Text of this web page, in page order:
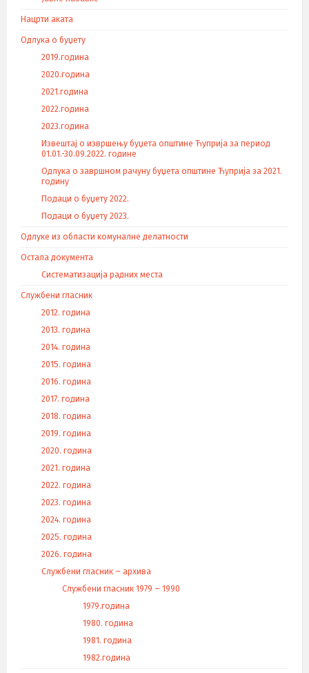
Нацрти аката
Одлука о буџету
2019.година
2020.година
2021.година
2022.година
2023.година
Извештај о извршењу буџета општине Ћуприја за период
01.01.-30.09.2022. године
Одлука о завршном рачуну буџета општине Ћуприја за 2021.
годину
Подаци о буџету 2022.
Подаци о буџету 2023.
Одлуке из области комуналне делатности
Остала документа
Систематизација радних места
Службени гласник
2012. година
2013. година
2014. година
2015. година
2016. година
2017. година
2018. година
2019. година
2020. година
2021. година
2022. година
2023. година
2024. година
2025. година
2026. година
Службени гласник – архива
Службени гласник 1979 – 1990
1979.година
1980. година
1981. година
1982.година